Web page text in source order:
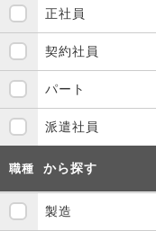
正社員
契約社員
パート
派遣社員
職種 から探す
製造